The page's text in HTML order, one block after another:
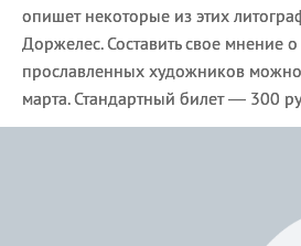
опишет некоторые из этих
Доржелес. Составить свое мнение
прославленных художников
марта. Стандартный билет — 300